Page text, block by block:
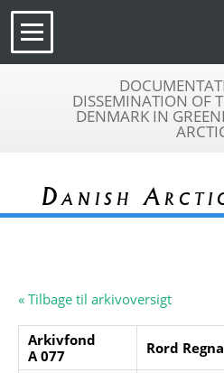
DISSEMINATION OF
DENMARK IN
Danish
« Tilbage til arkivoversigt
Arkivfond
A 077
Rord